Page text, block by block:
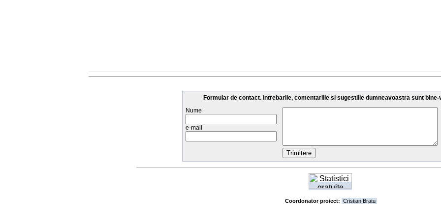
Formular de contact. Intrebarile, comentariile si sugestiile dumneavoastra sunt bine-
Nume
e-mail
Coordonator proiect: Cristian Bratu